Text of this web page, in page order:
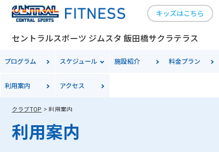
キッズはこちら
セントラルスポーツ ジムスタ 飯田橋サクラテラス
プログラム スケジュール 施設紹介 料金プラン
利用案内 アクセス
クラブTOP 利用案内
利用案内